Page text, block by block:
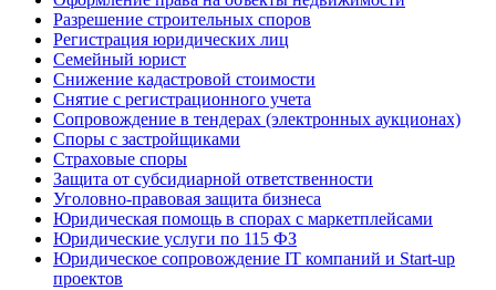
Разрешение строительных споров
Регистрация юридических лиц
Семейный юрист
Снижение кадастровой стоимости
Снятие с регистрационного учета
Сопровождение в тендерах (электронных аукционах)
Споры с застройщиками
Страховые споры
Защита от субсидиарной ответственности
Уголовно-правовая защита бизнеса
Юридическая помощь в спорах с маркетплейсами
Юридические услуги по 115 ФЗ
Юридическое сопровождение IT компаний и Start-up
проектов